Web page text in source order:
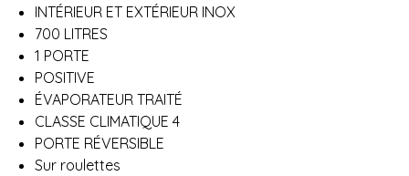
INTÉRIEUR ET EXTÉRIEUR INOX
700 LITRES
1 PORTE
POSITIVE
ÉVAPORATEUR TRAITÉ
CLASSE CLIMATIQUE 4
PORTE RÉVERSIBLE
Sur roulettes